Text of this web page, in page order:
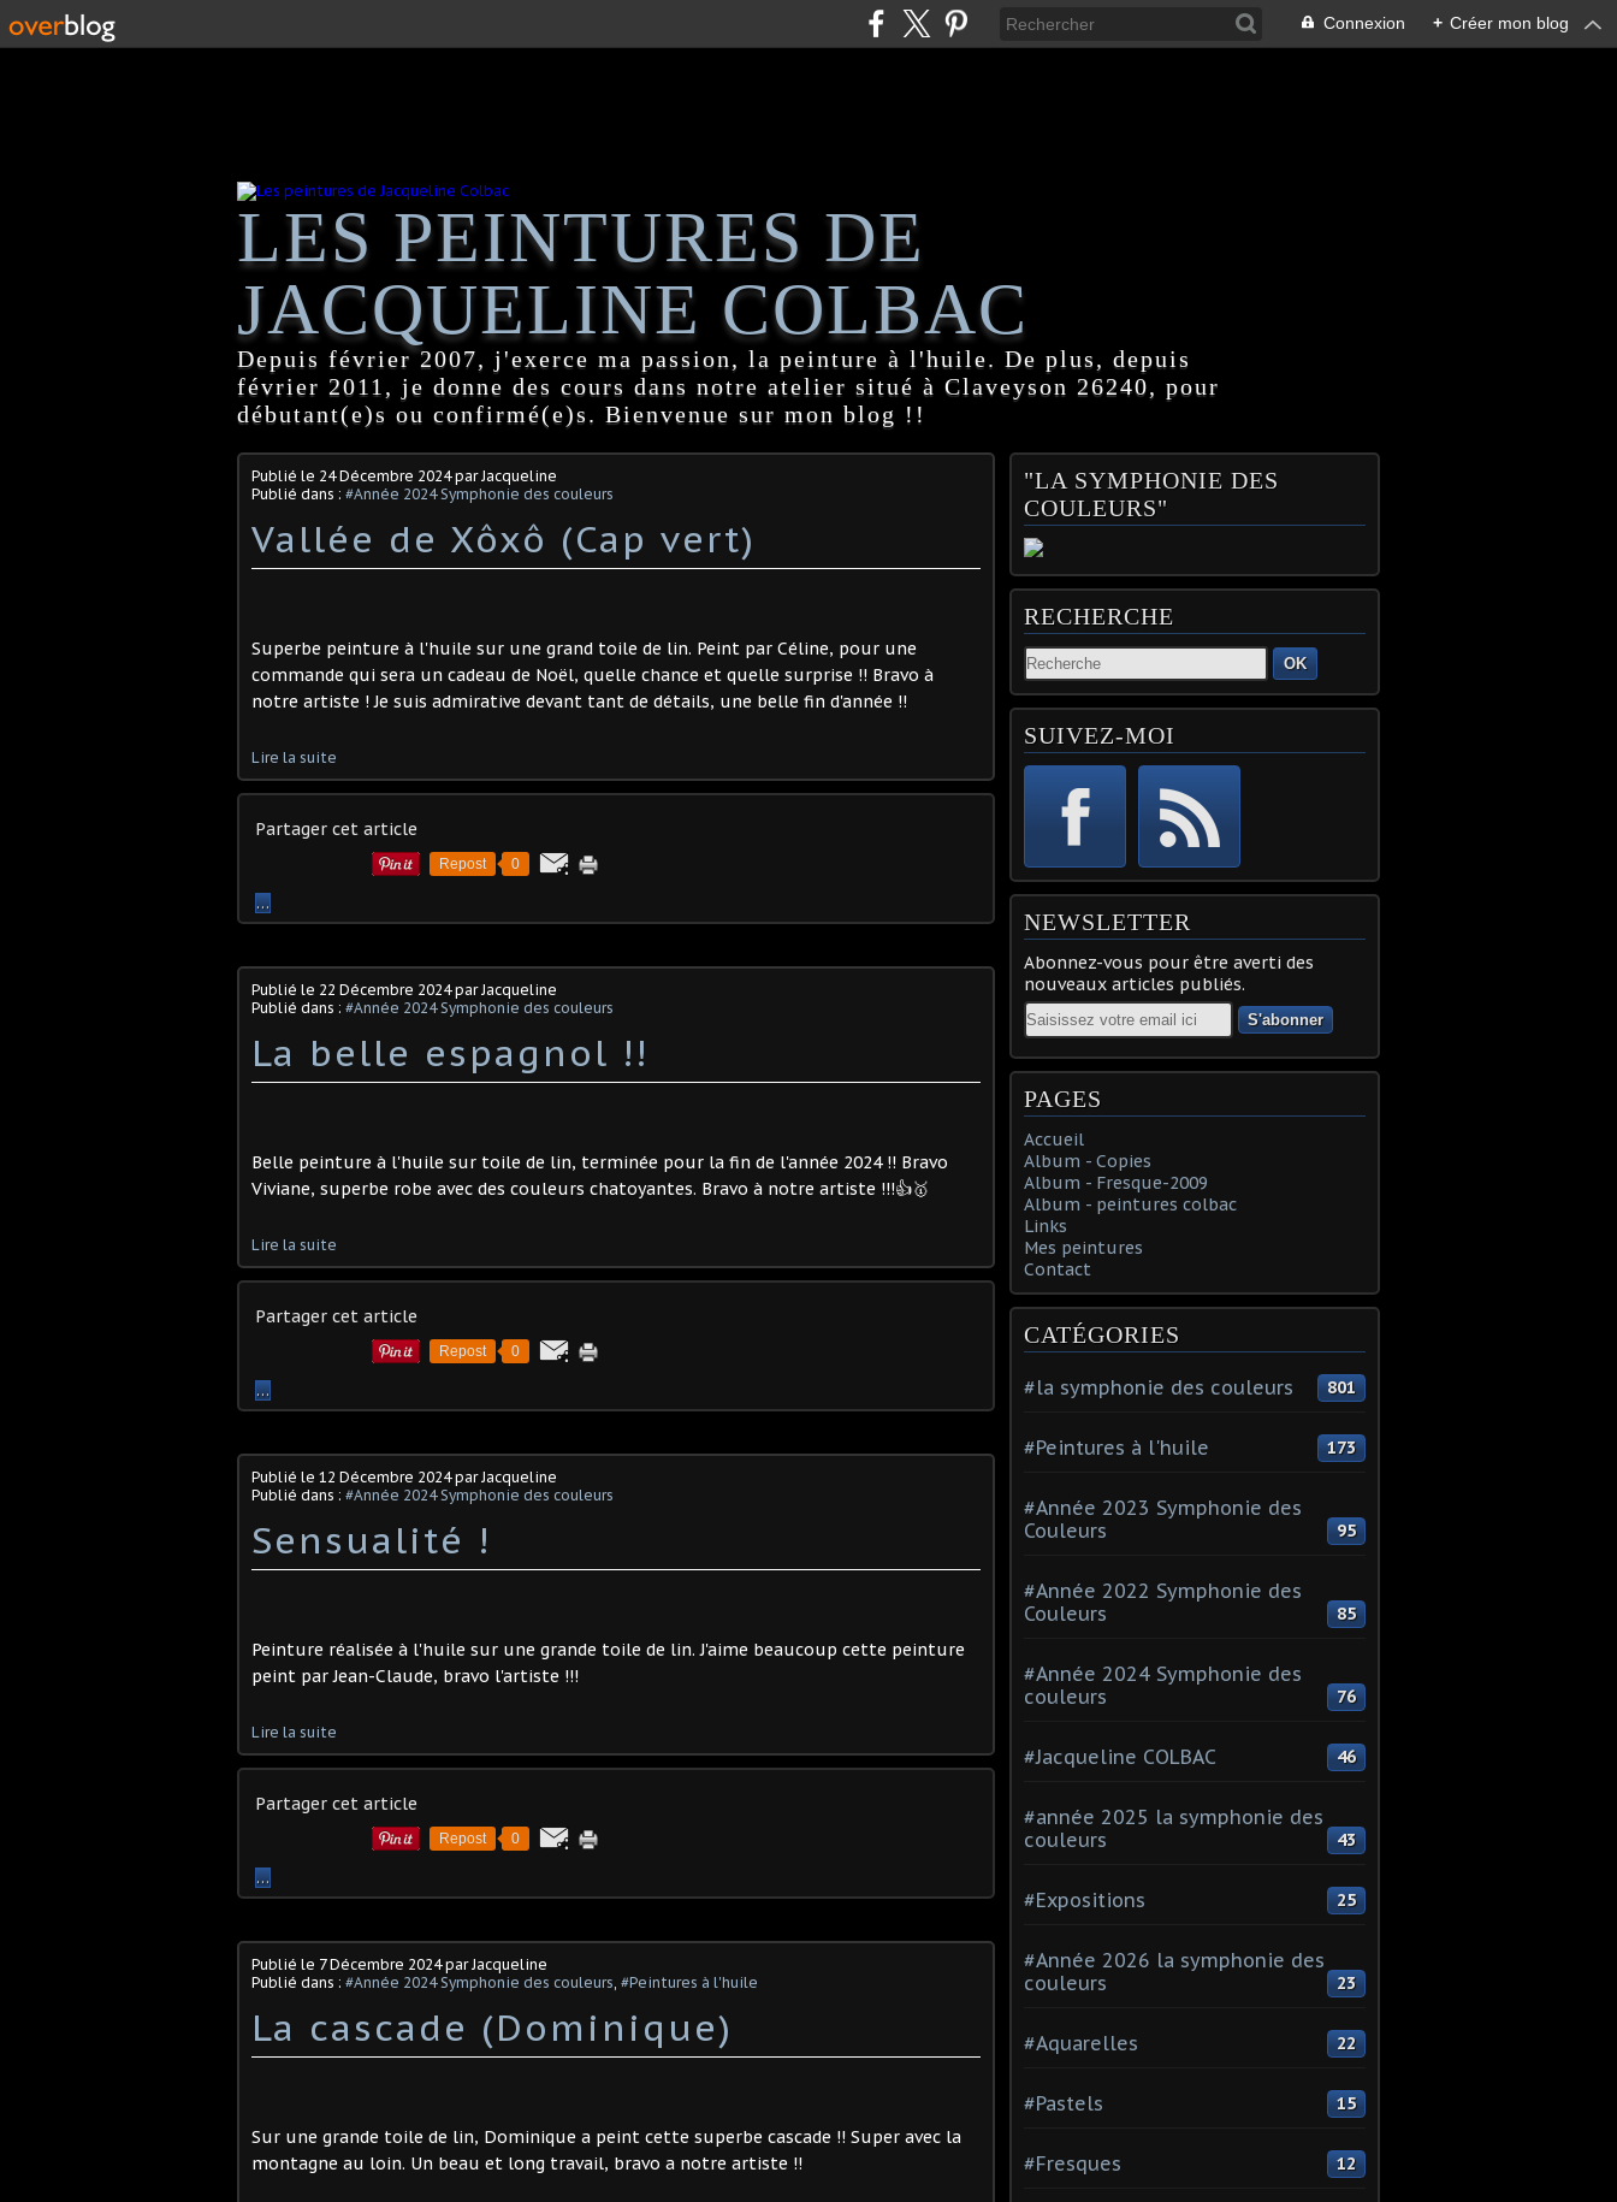
Connexion + Créer mon blog
LES PEINTURES DE
JACQUELINE COLBAC
Depuis février 2007, j'exerce ma passion, la peinture à l'huile. De plus, depuis
février 2011, je donne des cours dans notre atelier situé à Claveyson 26240, pour
débutant(e)s ou confirmé(e)s. Bienvenue sur mon blog !!
Publié le 24 Décembre 2024par Jacqueline
Publié dans : #Année 2024 Symphonie des couleurs
Vallée de Xôxô (Cap vert)
Superbe peinture à l'huile sur une grand toile de lin. Peint par Céline, pour une
commande qui sera un cadeau de Noël, quelle chance et quelle surprise !! Bravo à
notre artiste ! Je suis admirative devant tant de détails, une belle fin d'année !!
Lire la suite
Partager cet article
Repost 0
…
Publié le 22 Décembre 2024par Jacqueline
Publié dans : #Année 2024 Symphonie des couleurs
La belle espagnol !!
Belle peinture à l'huile sur toile de lin, terminée pour la fin de l'année 2024 !! Bravo
Viviane, superbe robe avec des couleurs chatoyantes. Bravo à notre artiste !!!👍🥇
Lire la suite
Partager cet article
Repost 0
…
Publié le 12 Décembre 2024par Jacqueline
Publié dans : #Année 2024 Symphonie des couleurs
Sensualité !
Peinture réalisée à l'huile sur une grande toile de lin. J'aime beaucoup cette peinture
peint par Jean-Claude, bravo l'artiste !!!
Lire la suite
Partager cet article
Repost 0
…
Publié le 7 Décembre 2024par Jacqueline
Publié dans : #Année 2024 Symphonie des couleurs #Peintures à l'huile
La cascade (Dominique)
Sur une grande toile de lin, Dominique a peint cette superbe cascade !! Super avec la
montagne au loin. Un beau et long travail, bravo a notre artiste !!
"LA SYMPHONIE DES
COULEURS"
RECHERCHE
OK
SUIVEZ-MOI
NEWSLETTER
Abonnez-vous pour être averti des
nouveaux articles publiés.
Email
PAGES
Accueil
Album - Copies
Album - Fresque-2009
Album - peintures colbac
Links
Mes peintures
Contact
CATÉGORIES
#la symphonie des couleurs 801
#Peintures à l'huile 173
#Année 2023 Symphonie des
Couleurs
95
#Année 2022 Symphonie des
Couleurs
85
#Année 2024 Symphonie des
couleurs
76
#Jacqueline COLBAC 46
#année 2025 la symphonie des
couleurs
43
#Expositions 25
#Année 2026 la symphonie des
couleurs
23
#Aquarelles 22
#Pastels 15
#Fresques 12